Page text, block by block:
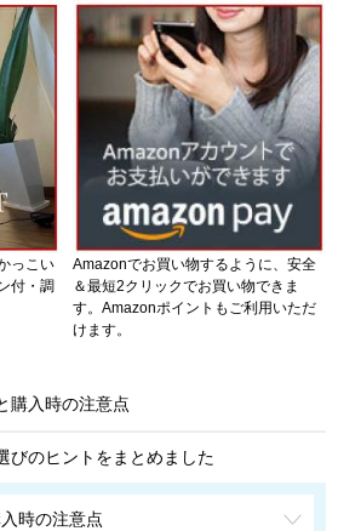
っこい
付・調
Amazonでお買い物するように、安全
＆最短2クリックでお買い物できま
す。Amazonポイントもご利用いただ
けます。
購入時の注意点
びのヒントをまとめました
時の注意点